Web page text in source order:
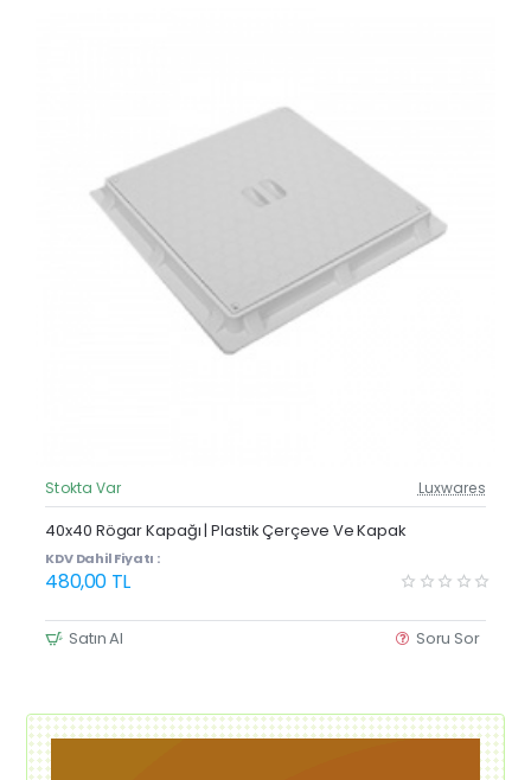
Güncel Fiyat
Stokta Var Luxwares
40x40 Rögar Kapağı | Plastik Çerçeve Ve Kapak
KDV Dahil Fiyatı :
480,00 TL
Satın Al Soru Sor